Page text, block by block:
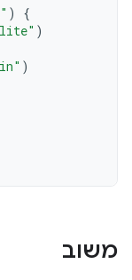
)
{
)
)
משוב